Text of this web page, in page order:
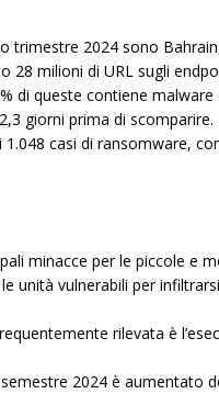
trimestre 2024 sono
28 milioni di URL sugli
di queste contiene malware
giorni prima di scomparire.
casi di ransomware,
minacce per le piccole e
unità vulnerabili per
rilevata è
2024 è aumentato